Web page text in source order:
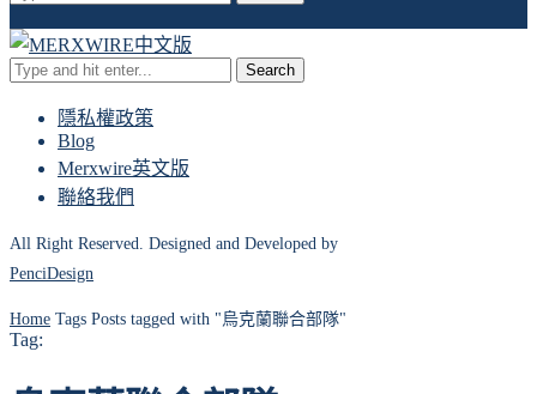
Search
隱私權政策
Blog
Merxwire英文版
聯絡我們
All Right Reserved. Designed and Developed by
PenciDesign
Home Tags Posts tagged with "烏克蘭聯合部隊"
Tag: